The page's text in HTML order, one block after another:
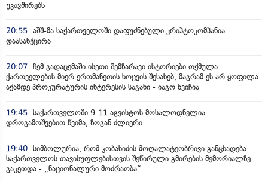
უკავშირებს
20:55 აშშ-მა საქართველოში დაფუძნებული კრიპტოკომპანია
დაასანქცირა
20:07 ჩემ გადაცემაში ისეთი შემზარავი ისტორიები თქმულა
ქართველების მიერ ერთმანეთის ხოცვის შესახებ, მაგრამ ეს არ ყოფილა
აქამდე პროკურატურის ინტერესის საგანი - იაგო ხვიჩია
19:45 საქართველოში 9-11 აგვისტოს მოსალოდნელია
დროგამოშვებით წვიმა, ზოგან ძლიერი
19:40 სიმბოლურია, რომ კობახიძის მოღალატეობრივი განცხადება
საქართველოს თავისუფლებისთვის შეწირული გმირების მემორიალზე
გაკეთდა - „ნაციონალური მოძრაობა“